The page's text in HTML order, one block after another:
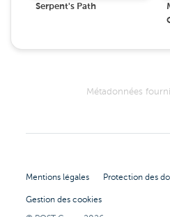
Serpent's Path
Métadonnées
Mentions légales Protection des
Gestion des cookies